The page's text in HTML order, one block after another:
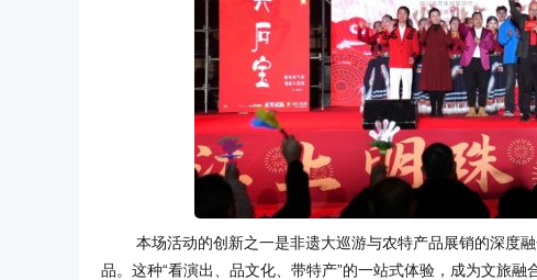
本场活动的创新之一是非遗大巡游与农特产品展销的深度
品。这种“看演出、品文化、带特产”的一站式体验，成为文旅融